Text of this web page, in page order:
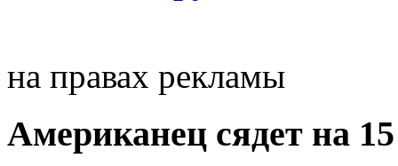
на правах рекламы
Американец сядет на